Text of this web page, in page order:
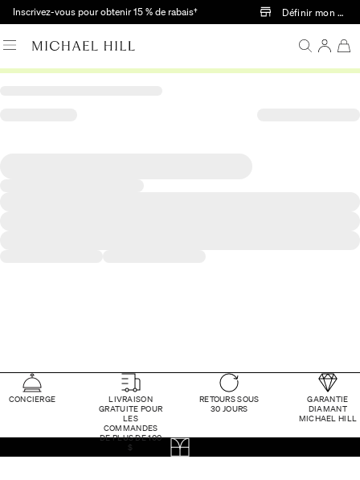
Passer au contenu principal
Inscrivez-vous pour obtenir 15 % de rabais† Définir mon
CONCIERGE
LIVRAISON
GRATUITE POUR
LES
COMMANDES
DE PLUS DE 100
$
RETOURS SOUS
30 JOURS
GARANTIE
DIAMANT
MICHAEL HILL